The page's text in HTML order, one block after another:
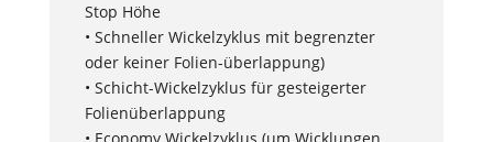
Stop Höhe
• Schneller Wickelzyklus mit begrenzter
oder keiner Folien-überlappung)
• Schicht-Wickelzyklus für gesteigerter
Folienüberlappung